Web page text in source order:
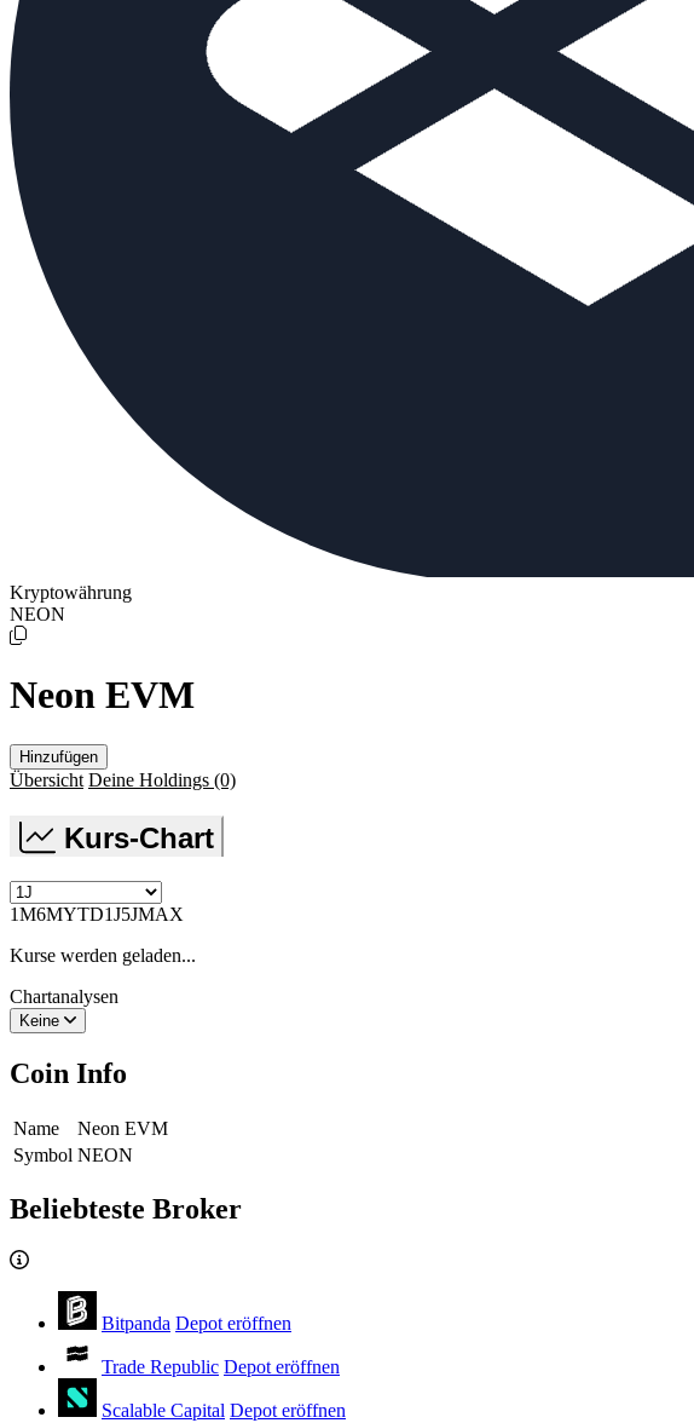
Kryptowährung
NEON
Neon EVM
Hinzufügen
Übersicht Deine Holdings (0)
Kurs-Chart
1M6MYTD1J5JMAX
Kurse werden geladen...
Chartanalysen
Keine
Coin Info
Name
Neon EVM
Symbol NEON
Beliebteste Broker
Bitpanda Depot eröffnen
Trade Republic Depot eröffnen
Scalable Capital Depot eröffnen